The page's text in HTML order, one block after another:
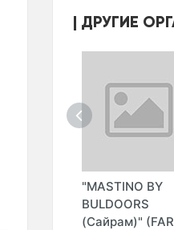
ДРУГИЕ
"MASTINO BY
BULDOORS
(Сайрам)" (FAR